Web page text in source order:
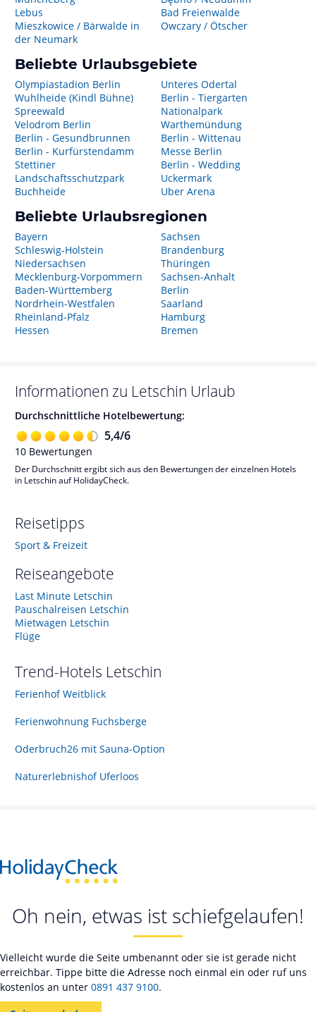
Lebus
Mieszkowice / Bärwalde in
der Neumark
Bad Freienwalde
Owczary / Ötscher
Beliebte Urlaubsgebiete
Olympiastadion Berlin
Wuhlheide (Kindl Bühne)
Spreewald
Velodrom Berlin
Berlin - Gesundbrunnen
Berlin - Kurfürstendamm
Stettiner
Landschaftsschutzpark
Buchheide
Unteres Odertal
Berlin - Tiergarten
Nationalpark
Warthemündung
Berlin - Wittenau
Messe Berlin
Berlin - Wedding
Uckermark
Uber Arena
Beliebte Urlaubsregionen
Bayern
Schleswig-Holstein
Niedersachsen
Mecklenburg-Vorpommern
Baden-Württemberg
Nordrhein-Westfalen
Rheinland-Pfalz
Hessen
Sachsen
Brandenburg
Thüringen
Sachsen-Anhalt
Berlin
Saarland
Hamburg
Bremen
Informationen zu Letschin Urlaub
Durchschnittliche Hotelbewertung:
5,4/6
10 Bewertungen
Der Durchschnitt ergibt sich aus den Bewertungen der einzelnen Hotels
in Letschin auf HolidayCheck.
Reisetipps
Sport & Freizeit
Reiseangebote
Last Minute Letschin
Pauschalreisen Letschin
Mietwagen Letschin
Flüge
Trend-Hotels Letschin
Ferienhof Weitblick
Ferienwohnung Fuchsberge
Oderbruch26 mit Sauna-Option
Naturerlebnishof Uferloos
Oh nein, etwas ist schiefgelaufen!
Vielleicht wurde die Seite umbenannt oder sie ist gerade nicht
erreichbar. Tippe bitte die Adresse noch einmal ein oder ruf uns
kostenlos an unter 0891 437 9100.